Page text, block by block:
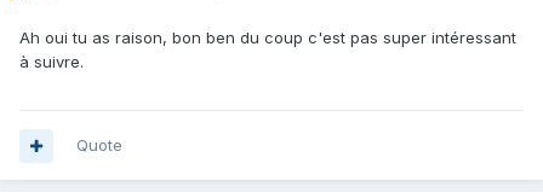
Ah oui tu as raison, bon ben du coup c'est pas super intéressant
à suivre.
Quote